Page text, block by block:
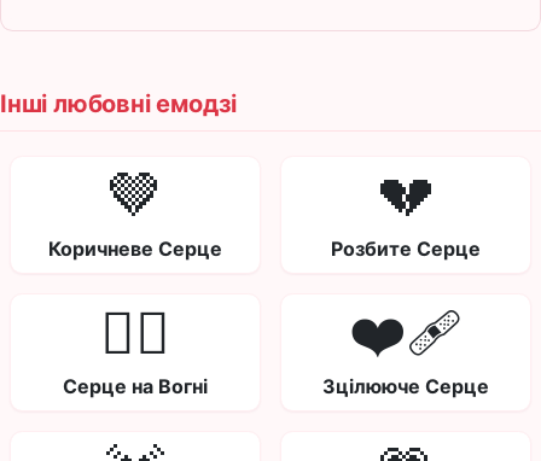
Інші любовні емодзі
🤎
Коричневе Серце
💔
Розбите Серце
❤️‍🔥
Серце на Вогні
❤️‍🩹
Зцілююче Серце